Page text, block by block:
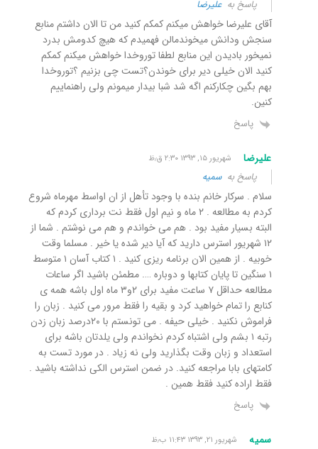
پاسخ بهعلیرضا
آقای علیرضا خواهش میکنم کمکم کنید من تا الان داشتم منابع
سنجش ودانش میخوندمالن فهمیدم که هیچ کدومش بدرد
نمیخور بادیدن این منابع لطفا توروخدا خواهش میکنم کمکم
کنید الان خیلی دیر برای خوندن؟تست چی بزنیم ؟توروخدا
بهم بگین چکارکنم اگه شد شبا بیدار میمونم ولی راهنماییم
کنین.
پاسخ
علیرضا شهریور ۱۵, ۱۳۹۳ ۲:۳۰ ق٫ظ
پاسخ بهسمیه
سلام . سرکار خانم بنده با وجود تأهل از ان اواسط مهرماه شروع
کردم به مطالعه . ۲ ماه و نیم اول فقط نت برداری کردم که
البته بسیار مفید بود . هم می خواندم و هم می نوشتم . شما از
۱۲ شهریور استرس دارید که آیا دیر شده یا خیر . مسلما وقت
خوبیه . از همین الان برنامه ریزی کنید . ۱ کتاب آسان ۱ متوسط
۱ سنگین تا پایان کتابها و دوباره …. مطمئن باشید اگر ساعات
مطالعه حداقل ۷ ساعت مفید برای ۲و۳ ماه اول باشه همه ی
کنابع را تمام خواهید کرد و بقیه را فقط مرور می کنید . زبان را
فراموش نکنید . خیلی حیفه . می تونستم با ۲۰درصد زبان زدن
رتبه ۱ بشم ولی اشتباه کردم نخواندم ولی یلدتان باشه برای
استعداد و زبان وقت بگذارید ولی نه زیاد . در مورد تست به
کامتهای بابا مراجعه کنید. در ضمن استرس الکی نداشته باشید .
فقط اراده کنید فقط همین .
پاسخ
سمیه شهریور ۲۱, ۱۳۹۳ ۱۱:۴۳ ب٫ظ